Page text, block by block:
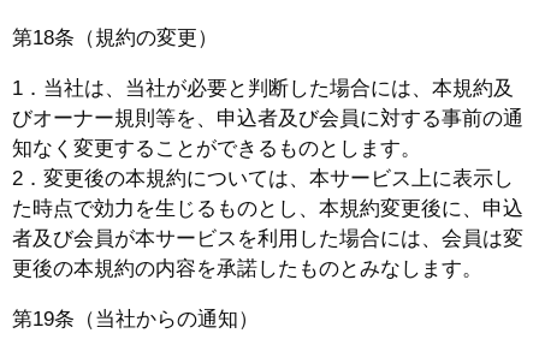
第18条（規約の変更）
1．当社は、当社が必要と判断した場合には、本規約及
びオーナー規則等を、申込者及び会員に対する事前の通
知なく変更することができるものとします。
2．変更後の本規約については、本サービス上に表示し
た時点で効力を生じるものとし、本規約変更後に、申込
者及び会員が本サービスを利用した場合には、会員は変
更後の本規約の内容を承諾したものとみなします。
第19条（当社からの通知）